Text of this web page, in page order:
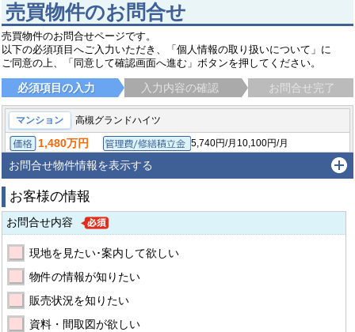
売買物件のお問合せ
売買物件のお問合せページです。
以下の必須項目へご入力いただき、「個人情報の取り扱いについて」に
ご同意の上、「同意して確認画面へ進む」ボタンを押してください。
必須項目の入力 入力内容の確認 お問合せ完了
マンション 高槻グランドハイツ
価格
1,480万円 管理費/修繕積立金
5,740円/月 10,100円/月
面積（専有・建物）
45.9㎡（壁芯）
築年月
1973年6月
高槻市古曽部町２丁目
お問合せ物件情報を表示する
お客様の情報
お問合せ内容
現地を見たい･案内して欲しい
物件の情報が知りたい
販売状況を知りたい
資料・間取図が欲しい